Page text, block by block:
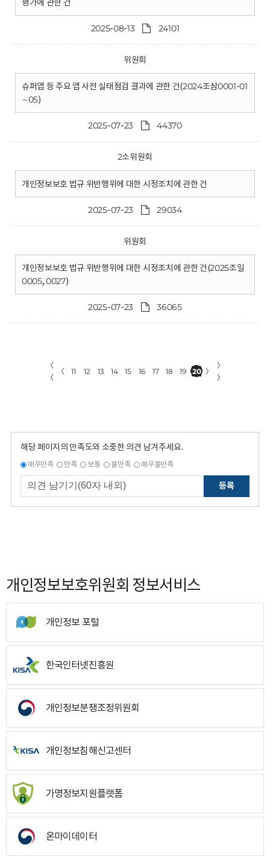
평가에 관한 건
2025-08-13 24101
위원회
슈퍼앱 등 주요 앱 사전 실태점검 결과에 관한 건(2024조삼0001-01
∼05)
2025-07-23 44370
2소위원회
개인정보보호 법규 위반행위에 대한 시정조치에 관한 건
2025-07-23 29034
위원회
개인정보보호 법규 위반행위에 대한 시정조치에 관한 건(2025조일
0005, 0027)
2025-07-23 36065
〈
〈
〈 11 12 13 14 15 16 17 18 19 20 〉
〉
〉
해당 페이지의 만족도와 소중한 의견 남겨주세요.
매우만족 만족 보통 불만족 매우불만족
등록
개인정보보호위원회 정보서비스
개인정보 포털
한국인터넷진흥원
개인정보분쟁조정위원회
개인정보침해신고센터
가명정보지원플랫폼
온마이데이터